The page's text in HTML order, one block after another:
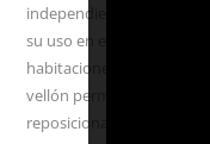
independiente para
su uso en espacios más
habitaciones con
vellón permite un
reposicionarse según sea